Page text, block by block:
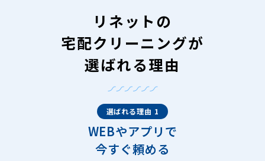
リネットの
宅配クリーニングが
選ばれる理由
選ばれる理由 1
WEBやアプリで
今すぐ頼める